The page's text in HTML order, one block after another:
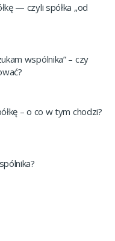
— czyli spółka „od
wspólnika” – czy
– o co w tym chodzi?